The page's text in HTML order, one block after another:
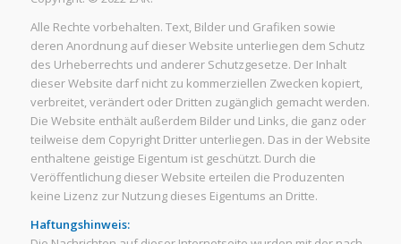
Alle Rechte vorbehalten. Text, Bilder und Grafiken sowie
deren Anordnung auf dieser Website unterliegen dem Schutz
des Urheberrechts und anderer Schutzgesetze. Der Inhalt
dieser Website darf nicht zu kommerziellen Zwecken kopiert,
verbreitet, verändert oder Dritten zugänglich gemacht werden.
Die Website enthält außerdem Bilder und Links, die ganz oder
teilweise dem Copyright Dritter unterliegen. Das in der Website
enthaltene geistige Eigentum ist geschützt. Durch die
Veröffentlichung dieser Website erteilen die Produzenten
keine Lizenz zur Nutzung dieses Eigentums an Dritte.
Haftungshinweis: